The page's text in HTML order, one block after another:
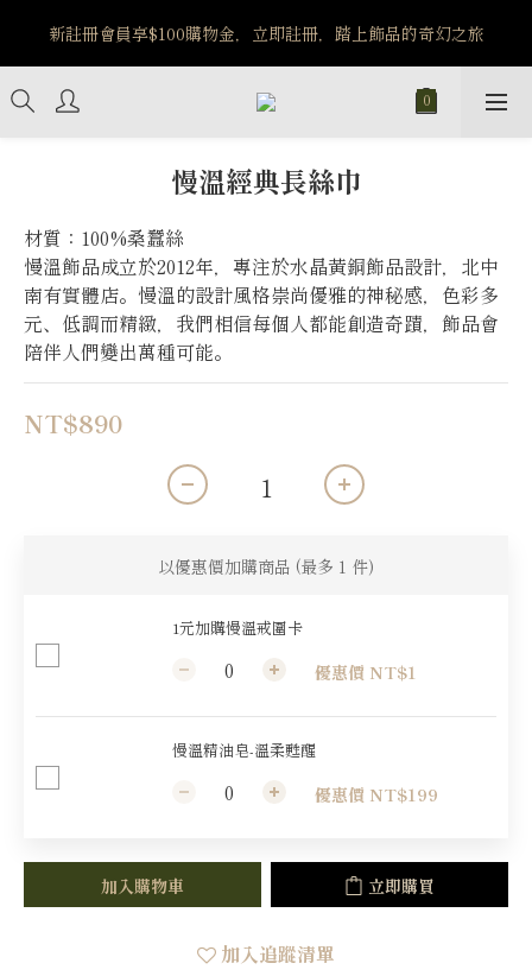
️8/6-8/12 第一波古文明馬拉松正式開跑：烏爾風華套組優惠價
$5140
慢溫經典長絲巾
材質：100%桑蠶絲
慢溫飾品成立於2012年，專注於水晶黃銅飾品設計，北中
南有實體店。慢溫的設計風格崇尚優雅的神秘感，色彩多
元、低調而精緻，我們相信每個人都能創造奇蹟，飾品會
陪伴人們變出萬種可能。
NT$890
以優惠價加購商品 (最多 1 件)
1元加購慢溫戒圍卡
優惠價 NT$1
慢溫精油皂-溫柔甦醒
優惠價 NT$199
加入購物車 立即購買
加入追蹤清單